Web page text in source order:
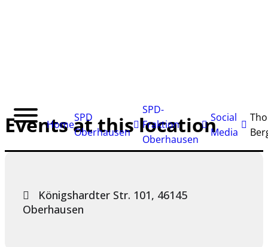
Home
SPD
Oberhausen
SPD-
Fraktion
Oberhausen
Social
Media
Events at this location
Königshardter Str. 101, 46145
Oberhausen